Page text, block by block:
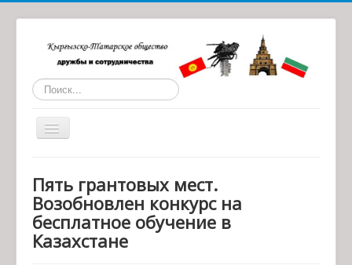
Искать...
Toggle
О нас
Статьи
Обратная связь
Пять грантовых мест.
Возобновлен конкурс на
бесплатное обучение в
Казахстане